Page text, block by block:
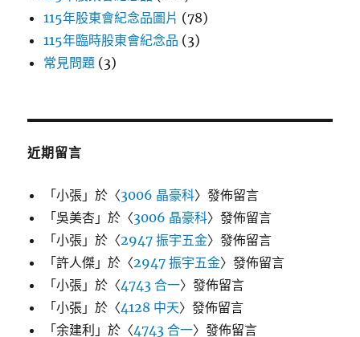
115年股東會紀念品圖片 (78)
115年臨時股東會紀念品 (3)
常見問題 (3)
近期留言
「小張 」於〈3006 晶豪科〉發佈留言
「吳美杏 」於〈3006 晶豪科〉發佈留言
「小張 」於〈2947 振宇五金〉發佈留言
「許人傑 」於〈2947 振宇五金〉發佈留言
「小張 」於〈4743 合一〉發佈留言
「小張 」於〈4128 中天〉發佈留言
「余建利 」於〈4743 合一〉發佈留言